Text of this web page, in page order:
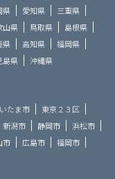
県 愛知県
三重県
山県 鳥取県
島根県
県 高知県
福岡県
島県 沖縄県
たま市
東京２３区
新潟市 静岡市
浜松市
市 広島市
福岡市